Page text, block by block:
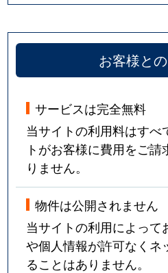
お客様と
サービスは完全無料
当サイトの利用料はすべ
トがお客様に費用をご
りません。
物件は公開されません
当サイトの利用によって
や個人情報が許可なくネ
ることはありません。